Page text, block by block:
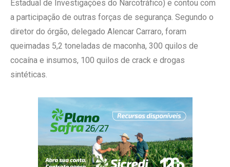
Estadual de Investigações do Narcotráfico) e contou com
a participação de outras forças de segurança. Segundo o
diretor do órgão, delegado Alencar Carraro, foram
queimadas 5,2 toneladas de maconha, 300 quilos de
cocaína e insumos, 100 quilos de crack e drogas
sintéticas.